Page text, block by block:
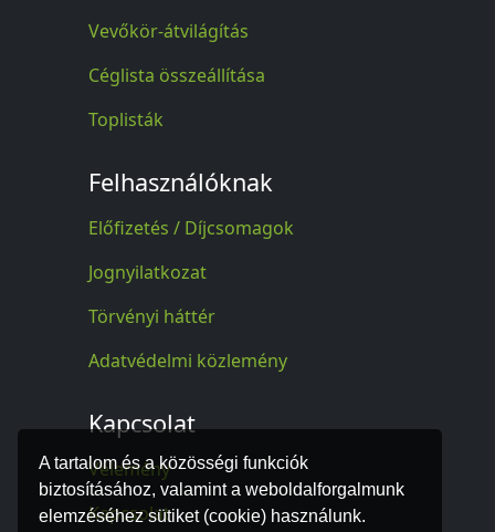
A tartalom és a közösségi funkciók
biztosításához, valamint a weboldalforgalmunk
elemzéséhez sütiket (cookie) használunk.
Vevőkör-átvilágítás
Céglista összeállítása
Toplisták
Felhasználóknak
Előfizetés / Díjcsomagok
Jognyilatkozat
Törvényi háttér
Adatvédelmi közlemény
Kapcsolat
Vélemény
Kapcsolat